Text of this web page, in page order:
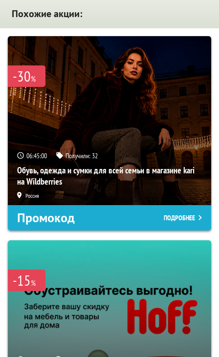
Похожие акции:
-30%
06:44:59 Получили: 32
Обувь, одежда и сумки для всей семьи в магазине kari
на Wildberries
Россия
Промокод ПОДРОБНЕЕ
-15%